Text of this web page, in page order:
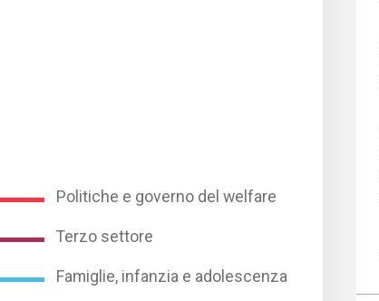
Politiche e governo del welfare
Terzo settore
Famiglie, infanzia e adolescenza